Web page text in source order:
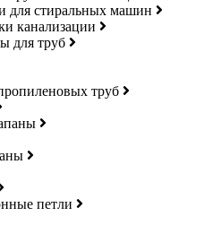
для стиральных машин
канализации
для труб
труб
петли